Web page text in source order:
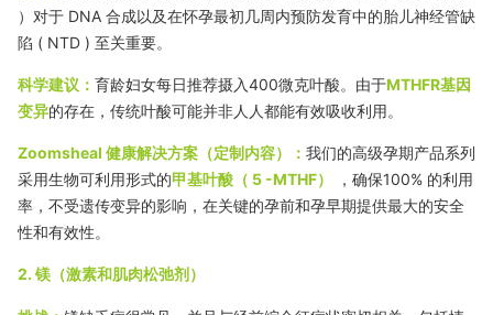
）对于 DNA 合成以及在怀孕最初几周内预防发育中的胎儿神经管缺
陷 ( NTD ) 至关重要。
科学建议： 育龄妇女每日推荐摄入400微克叶酸。由于MTHFR基因
变异的存在，传统叶酸可能并非人人都能有效吸收利用。
Zoomsheal 健康解决方案（定制内容）： 我们的高级孕期产品系列
采用生物可利用形式的甲基叶酸（ 5 -MTHF） ，确保100% 的利用
率，不受遗传变异的影响，在关键的孕前和孕早期提供最大的安全
性和有效性。
2. 镁（激素和肌肉松弛剂）